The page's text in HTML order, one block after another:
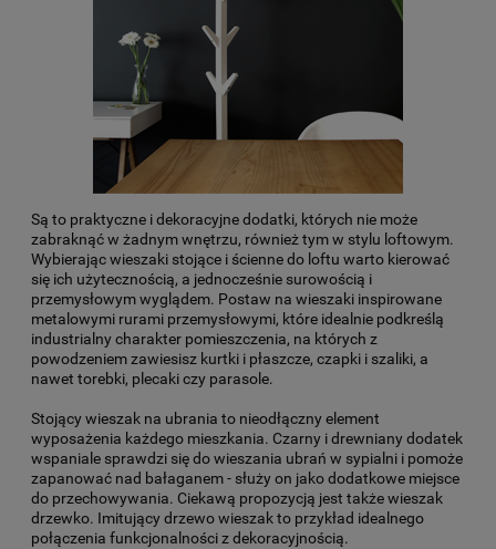
Są to praktyczne i dekoracyjne dodatki, których nie może
zabraknąć w żadnym wnętrzu, również tym w stylu loftowym.
Wybierającwieszaki stojące i ścienne do loftu warto kierować
się ich użytecznością, a jednocześnie surowością i
przemysłowym wyglądem. Postaw na wieszaki inspirowane
metalowymi rurami przemysłowymi, które idealnie podkreślą
industrialny charakter pomieszczenia, na których z
powodzeniem zawiesisz kurtki i płaszcze, czapki i szaliki, a
nawet torebki, plecaki czy parasole.
Stojący wieszak na ubrania to nieodłączny element
wyposażenia każdego mieszkania. Czarny i drewniany dodatek
wspaniale sprawdzi się do wieszania ubrań w sypialni i pomoże
zapanować nad bałaganem - służy on jako dodatkowe miejsce
do przechowywania. Ciekawą propozycją jest także wieszak
drzewko. Imitujący drzewo wieszak to przykład idealnego
połączenia funkcjonalności z dekoracyjnością.